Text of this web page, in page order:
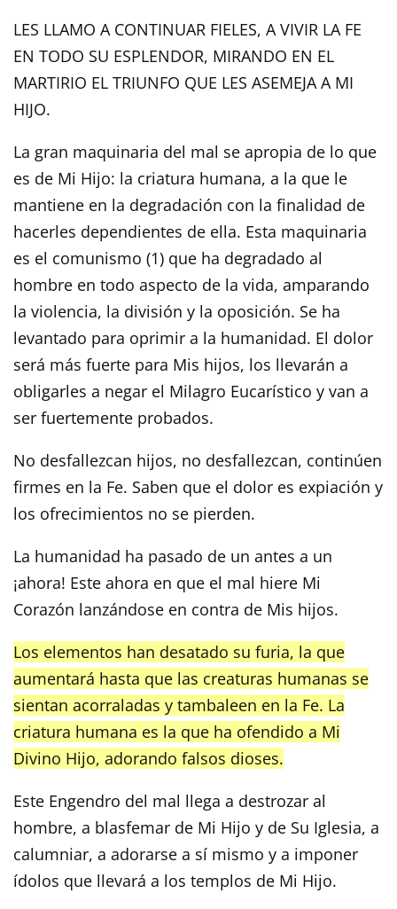
LES LLAMO A CONTINUAR FIELES, A VIVIR LA FE
EN TODO SU ESPLENDOR, MIRANDO EN EL
MARTIRIO EL TRIUNFO QUE LES ASEMEJA A MI
HIJO.
La gran maquinaria del mal se apropia de lo que
es de Mi Hijo: la criatura humana, a la que le
mantiene en la degradación con la finalidad de
hacerles dependientes de ella. Esta maquinaria
es el comunismo (1) que ha degradado al
hombre en todo aspecto de la vida, amparando
la violencia, la división y la oposición. Se ha
levantado para oprimir a la humanidad. El dolor
será más fuerte para Mis hijos, los llevarán a
obligarles a negar el Milagro Eucarístico y van a
ser fuertemente probados.
No desfallezcan hijos, no desfallezcan, continúen
firmes en la Fe. Saben que el dolor es expiación y
los ofrecimientos no se pierden.
La humanidad ha pasado de un antes a un
¡ahora! Este ahora en que el mal hiere Mi
Corazón lanzándose en contra de Mis hijos.
Los elementos han desatado su furia, la que
aumentará hasta que las creaturas humanas se
sientan acorraladas y tambaleen en la Fe. La
criatura humana es la que ha ofendido a Mi
Divino Hijo, adorando falsos dioses.
Este Engendro del mal llega a destrozar al
hombre, a blasfemar de Mi Hijo y de Su Iglesia, a
calumniar, a adorarse a sí mismo y a imponer
ídolos que llevará a los templos de Mi Hijo.